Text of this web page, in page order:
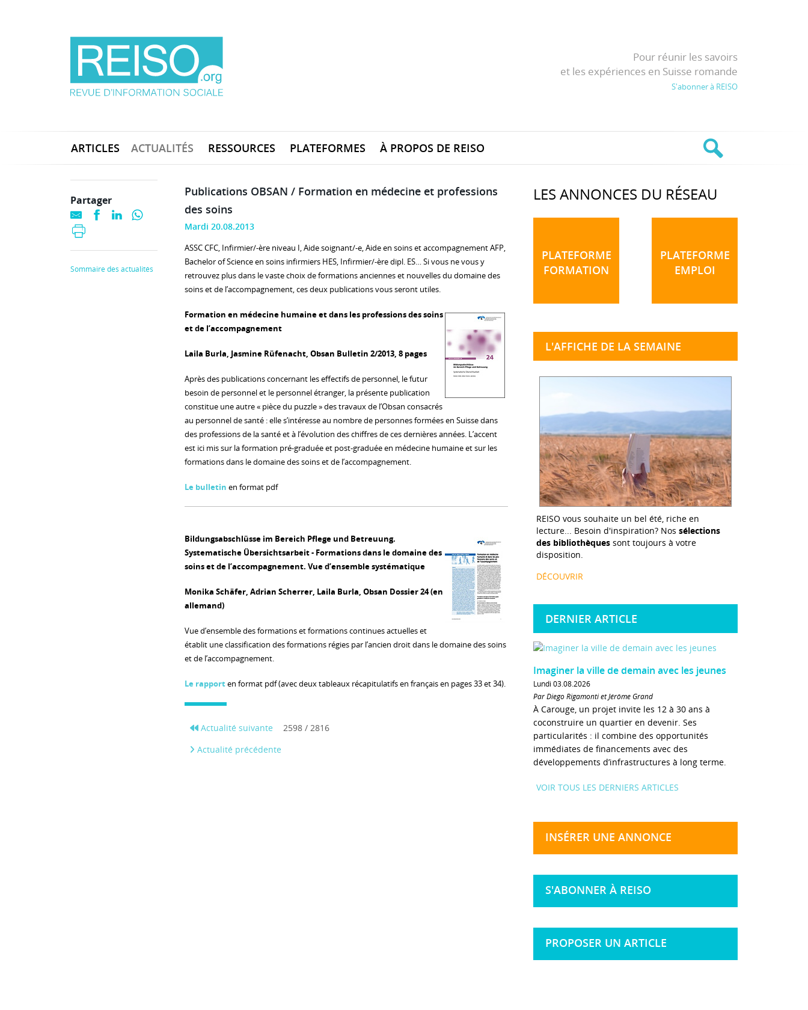
Pour réunir les savoirs
et les expériences en Suisse romande
S'abonner à REISO
ARTICLES ACTUALITÉS RESSOURCES PLATEFORMES À PROPOS DE REISO
Publications OBSAN / Formation en médecine et professions
des soins
Mardi 20.08.2013
ASSC CFC, Infirmier/-ère niveau I, Aide soignant/-e, Aide en soins et accompagnement AFP,
Bachelor of Science en soins infirmiers HES, Infirmier/-ère dipl. ES… Si vous ne vous y
retrouvez plus dans le vaste choix de formations anciennes et nouvelles du domaine des
soins et de l’accompagnement, ces deux publications vous seront utiles.
Formation en médecine humaine et dans les professions des soins
et de l’accompagnement
Laila Burla, Jasmine Rüfenacht, Obsan Bulletin 2/2013, 8 pages
Après des publications concernant les effectifs de personnel, le futur
besoin de personnel et le personnel étranger, la présente publication
constitue une autre « pièce du puzzle » des travaux de l’Obsan consacrés
au personnel de santé : elle s’intéresse au nombre de personnes formées en Suisse dans
des professions de la santé et à l’évolution des chiffres de ces dernières années. L’accent
est ici mis sur la formation pré-graduée et post-graduée en médecine humaine et sur les
formations dans le domaine des soins et de l’accompagnement.
Le bulletin en format pdf
Bildungsabschlüsse im Bereich Pflege und Betreuung.
Systematische Übersichtsarbeit - Formations dans le domaine des
soins et de l’accompagnement. Vue d’ensemble systématique
Monika Schäfer, Adrian Scherrer, Laila Burla, Obsan Dossier 24 (en
allemand)
Vue d’ensemble des formations et formations continues actuelles et
établit une classification des formations régies par l’ancien droit dans le domaine des soins
et de l’accompagnement.
Le rapporten format pdf (avec deux tableaux récapitulatifs en français en pages 33 et 34).
Actualité suivante
2598 / 2816
Actualité précédente
Partager
Sommaire des actualités
LES ANNONCES DU RÉSEAU
PLATEFORME
FORMATION
PLATEFORME
EMPLOI
L'AFFICHE DE LA SEMAINE
REISO vous souhaite un bel été, riche en
lecture... Besoin d'inspiration? Nos sélections
des bibliothèques sont toujours à votre
disposition.
DÉCOUVRIR
DERNIER ARTICLE
Imaginer la ville de demain avec les jeunes
Lundi 03.08.2026
Par Diego Rigamonti et Jérôme Grand
À Carouge, un projet invite les 12 à 30 ans à
coconstruire un quartier en devenir. Ses
particularités : il combine des opportunités
immédiates de financements avec des
développements d’infrastructures à long terme.
VOIR TOUS LES DERNIERS ARTICLES
INSÉRER UNE ANNONCE
S'ABONNER À REISO
PROPOSER UN ARTICLE